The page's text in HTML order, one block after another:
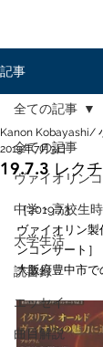
記事
全ての記事
ヴァイオリン
中学・高校生
大学生活
読書録
エッセイ
曲目解説
全ての記事
19.7.3 レク
Kanon Kobayashi/
2019年7月3日
［2019.7.3
ヴァイオリン
ンコンサート］
大阪府豊中市で